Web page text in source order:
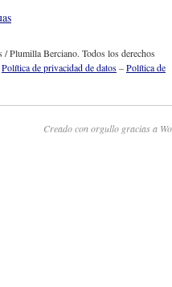
Plumilla Berciano. Todos los derechos
Política de privacidad de datos–Política de
Creado con orgullo gracias a